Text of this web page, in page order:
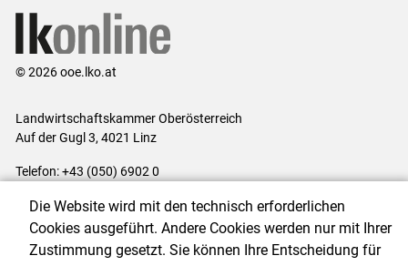
© 2026 ooe.lko.at
Landwirtschaftskammer Oberösterreich
Auf der Gugl 3, 4021 Linz
Telefon: +43 (050) 6902 0
Impressum|Kontakt|Gewinnspiele|Datenschutzerklärung |
Barrierefreiheit
Cookie-Einstellungen
Die Website wird mit den technisch erforderlichen
Cookies ausgeführt. Andere Cookies werden nur mit Ihrer
Zustimmung gesetzt. Sie können Ihre Entscheidung für